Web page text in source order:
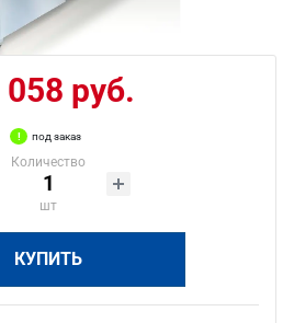
058 руб.
под заказ
Количество
шт
КУПИТЬ